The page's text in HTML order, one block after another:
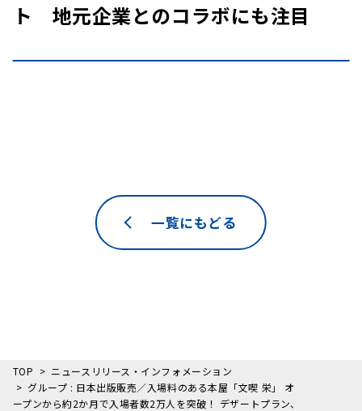
ト 地元企業とのコラボにも注目
一覧にもどる
TOP
ニュースリリース・インフォメーション
グループ : 日本出版販売／入場料のある本屋「文喫 栄」 オ
ープンから約2か月で入場者数2万人を突破！ デザートプラン、